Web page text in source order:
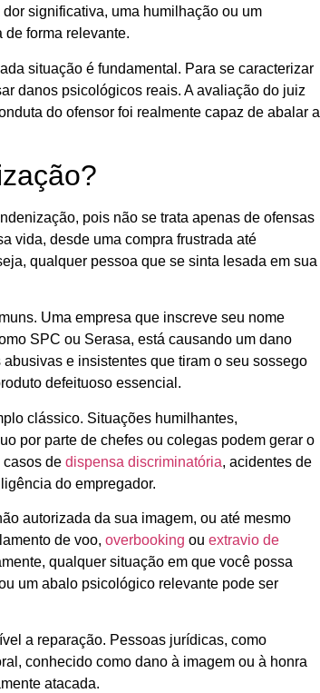
significativa, uma humilhação ou um
forma relevante.
situação é fundamental. Para se caracterizar
danos psicológicos reais. A avaliação do juiz
do ofensor foi realmente capaz de abalar a
pois não se trata apenas de ofensas
vida, desde uma compra frustrada até
qualquer pessoa que se sinta lesada em sua
Uma empresa que inscreve seu nome
SPC ou Serasa, está causando um dano
e insistentes que tiram o seu sossego
defeituoso essencial.
clássico. Situações humilhantes,
por parte de chefes ou colegas podem gerar o
casos de dispensa discriminatória, acidentes de
do empregador.
autorizada da sua imagem, ou até mesmo
de voo, overbooking ou extravio de
qualquer situação em que você possa
um abalo psicológico relevante pode ser
a reparação. Pessoas jurídicas, como
conhecido como dano à imagem ou à honra
atacada.